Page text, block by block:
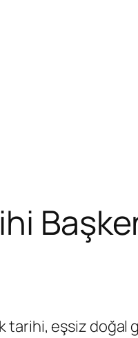
tarihi, eşsiz